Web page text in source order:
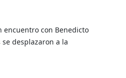
encuentro con Benedicto
desplazaron a la